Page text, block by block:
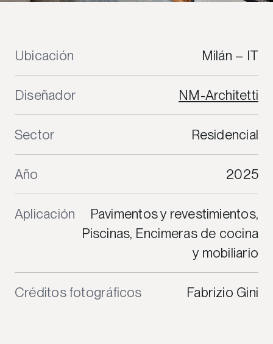
Ubicación Milán – IT
Diseñador NM-Architetti
Sector Residencial
Año 2025
Aplicación
Pavimentos y revestimientos,
Piscinas, Encimeras de cocina
y mobiliario
Créditos fotográficos Fabrizio Gini